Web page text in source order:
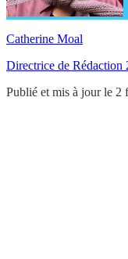
Catherine Moal
Directrice de
Publié et mis à jour le 2